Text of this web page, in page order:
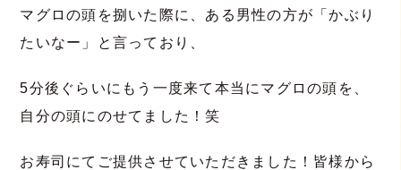
マグロの頭を捌いた際に、ある男性の方が「かぶり
たいなー」と言っており、
5分後ぐらいにもう一度来て本当にマグロの頭を、
自分の頭にのせてました！笑
お寿司にてご提供させていただきました！皆様から